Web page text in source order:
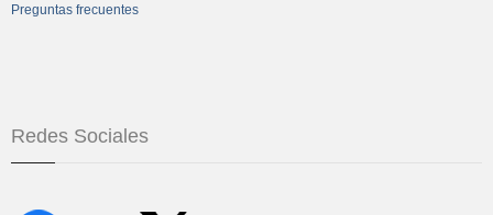
Preguntas frecuentes
Redes Sociales